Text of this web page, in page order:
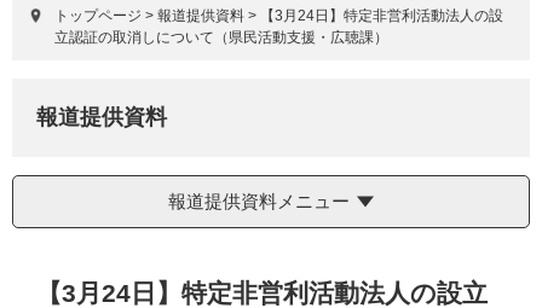
象
トップページ > 報道提供資料 >
【3月24日】特定非営利活動法人の設
立認証の取消しについて（県民活動支援・広聴課）
報道提供資料
報道提供資料メニュー
【3月24日】特定非営利活動法人の設立